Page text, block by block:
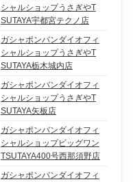
シャルショップうさぎやT
SUTAYA宇都宮テクノ店
ガシャポンバンダイオフィ
シャルショップうさぎやT
SUTAYA栃木城内店
ガシャポンバンダイオフィ
シャルショップうさぎやT
SUTAYA矢板店
ガシャポンバンダイオフィ
シャルショップビッグワン
TSUTAYA400号西那須野店
ガシャポンバンダイオフィ